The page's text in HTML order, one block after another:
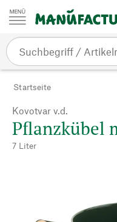
Zum Inhalt springen
Startseite
Kovotvar v.d.
Pflanzkübel
7 Liter